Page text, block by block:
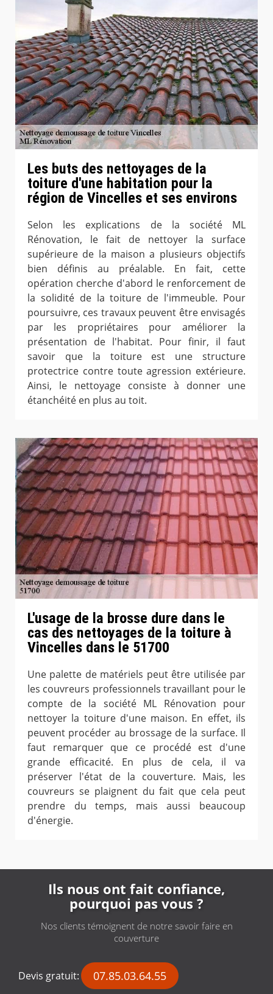
Les buts des nettoyages de la
toiture d'une habitation pour la
région de Vincelles et ses environs
Selon les explications de la société ML
Rénovation, le fait de nettoyer la surface
supérieure de la maison a plusieurs objectifs
bien définis au préalable. En fait, cette
opération cherche d'abord le renforcement de
la solidité de la toiture de l'immeuble. Pour
poursuivre, ces travaux peuvent être envisagés
par les propriétaires pour améliorer la
présentation de l'habitat. Pour finir, il faut
savoir que la toiture est une structure
protectrice contre toute agression extérieure.
Ainsi, le nettoyage consiste à donner une
étanchéité en plus au toit.
L'usage de la brosse dure dans le
cas des nettoyages de la toiture à
Vincelles dans le 51700
Une palette de matériels peut être utilisée par
les couvreurs professionnels travaillant pour le
compte de la société ML Rénovation pour
nettoyer la toiture d'une maison. En effet, ils
peuvent procéder au brossage de la surface. Il
faut remarquer que ce procédé est d'une
grande efficacité. En plus de cela, il va
préserver l'état de la couverture. Mais, les
couvreurs se plaignent du fait que cela peut
prendre du temps, mais aussi beaucoup
d'énergie.
Ils nous ont fait confiance,
pourquoi pas vous ?
Nos clients témoignent de notre savoir faire en
couverture
Devis gratuit: 07.85.03.64.55